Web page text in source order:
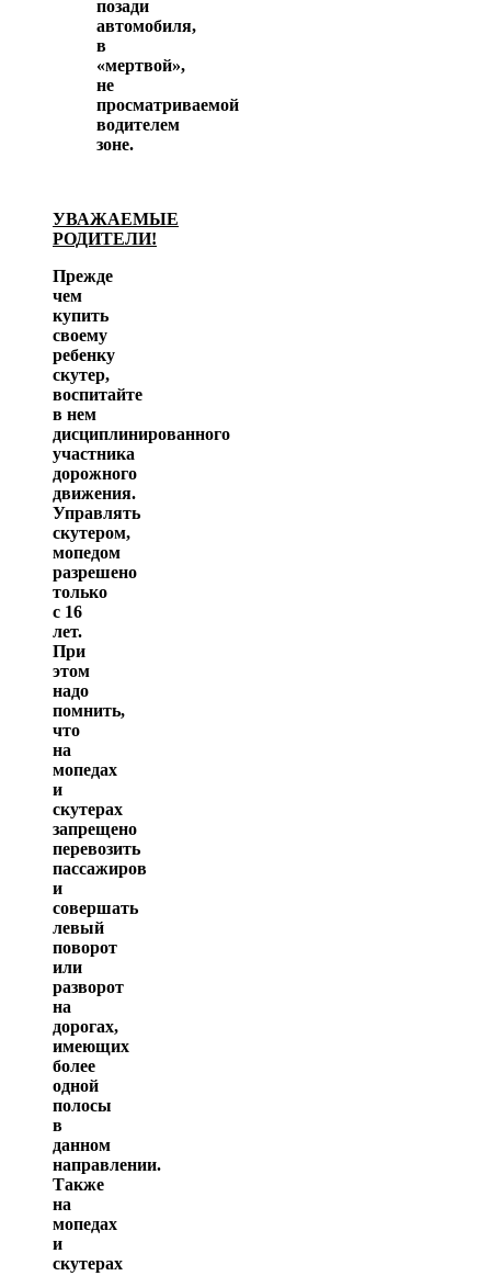
позади
автомобиля,
в
«мертвой»,
не
просматриваемой
водителем
зоне.
УВАЖАЕМЫЕ
РОДИТЕЛИ!
Прежде
чем
купить
своему
ребенку
скутер,
воспитайте
в нем
дисциплинированного
участника
дорожного
движения.
Управлять
скутером,
мопедом
разрешено
только
с 16
лет.
При
этом
надо
помнить,
что
на
мопедах
и
скутерах
запрещено
перевозить
пассажиров
и
совершать
левый
поворот
или
разворот
на
дорогах,
имеющих
более
одной
полосы
в
данном
направлении.
Также
на
мопедах
и
скутерах